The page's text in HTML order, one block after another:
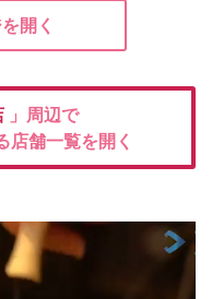
開く
」周辺で
店舗一覧を開く